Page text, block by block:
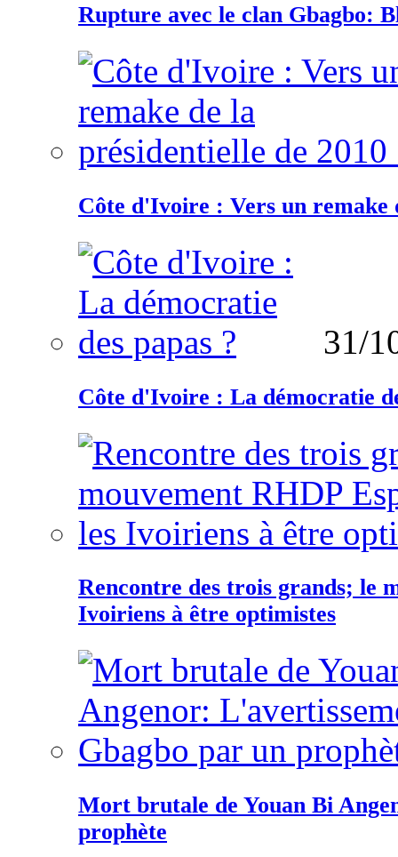
Rupture avec le clan Gbagbo:
Côte d'Ivoire : Vers un remake
31/
Côte d'Ivoire : La démocratie
Rencontre des trois grands; le
Ivoiriens à être optimistes
Mort brutale de Youan Bi
prophète